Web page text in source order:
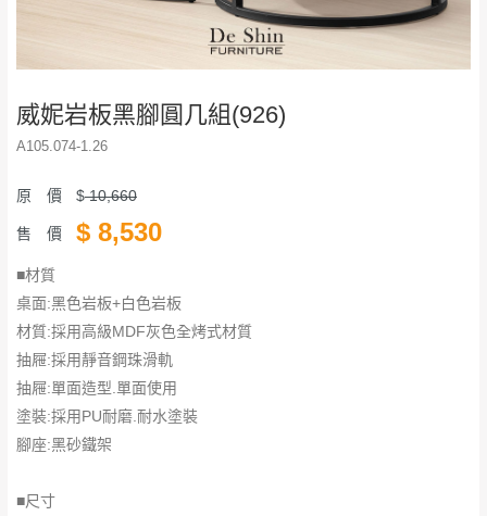
威妮岩板黑腳圓几組(926)
A105.074-1.26
原 價 $10,660
售 價 $ 8,530
■材質
桌面:黑色岩板+白色岩板
材質:採用高級MDF灰色全烤式材質
抽屜:採用靜音鋼珠滑軌
抽屜:單面造型.單面使用
塗裝:採用PU耐磨.耐水塗裝
腳座:黑砂鐵架
■尺寸